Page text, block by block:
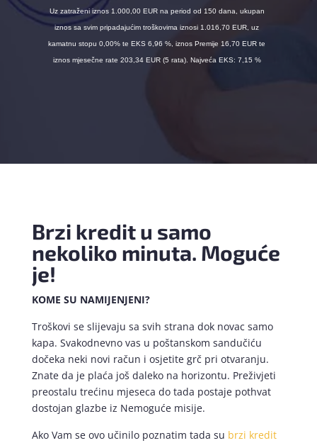
Uz zatraženi iznos 1.000,00 EUR na period od 150 dana, ukupan
iznos sa svim pripadajućim troškovima iznosi 1.016,70 EUR, uz
kamatnu stopu 0,00% te EKS 6,96 %, iznos Premije 16,70 EUR te
iznos mjesečne rate 203,34 EUR (5 rata). Najveća EKS: 7,15 %
Brzi kredit u samo
nekoliko minuta. Moguće
je!
KOME SU NAMIJENJENI?
Troškovi se slijevaju sa svih strana dok novac samo
kapa. Svakodnevno vas u poštanskom sandučiću
dočeka neki novi račun i osjetite grč pri otvaranju.
Znate da je plaća još daleko na horizontu. Preživjeti
preostalu trećinu mjeseca do tada postaje pothvat
dostojan glazbe iz Nemoguće misije.
Ako Vam se ovo učinilo poznatim tada su brzi kredit